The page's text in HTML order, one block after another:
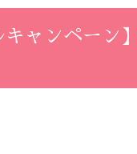
キャンペーン